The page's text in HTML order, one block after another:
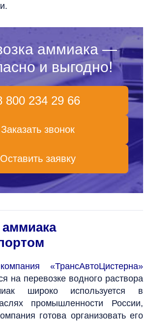
аммиака —
и выгодно!
800 234 29 66
Заказать звонок
Оставить заявку
аммиака
«ТрансАвтоЦистерна»
на перевозке водного раствора
широко используется в
промышленности России,
готова организовать его